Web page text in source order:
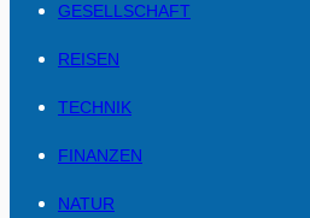
GESELLSCHAFT
REISEN
TECHNIK
FINANZEN
NATUR